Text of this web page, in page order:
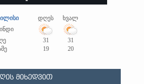
დღეს
ხვალ
31
31
19 20
ᲛᲘᲮᲔᲓᲕᲘᲗ